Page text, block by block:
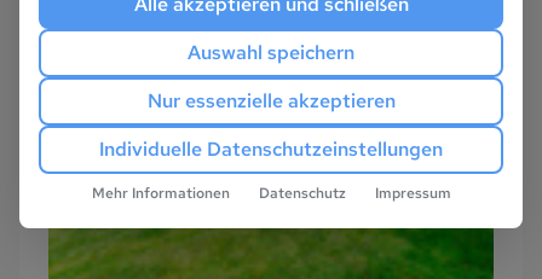
Auswahl speichern
Nur essenzielle akzeptieren
Individuelle Datenschutzeinstellungen
Mehr Informationen Datenschutz Impressum